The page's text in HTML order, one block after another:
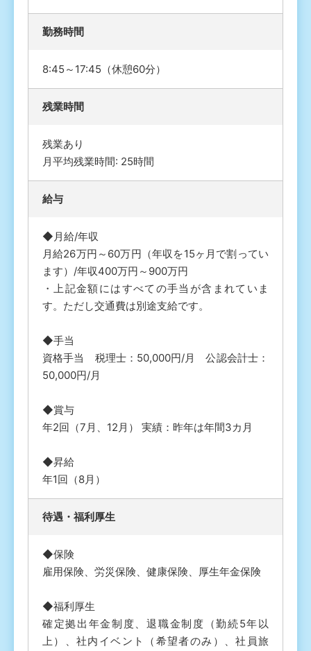
勤務時間
8:45～17:45（休憩60分）
残業時間
残業あり
月平均残業時間: 25時間
給与
◆月給/年収
月給26万円～60万円（年収を15ヶ月で割ってい
ます）/年収400万円～900万円
・上記金額にはすべての手当が含まれていま
す。ただし交通費は別途支給です。
◆手当
資格手当 税理士：50,000円/月 公認会計士：
50,000円/月
◆賞与
年2回（7月、12月） 実績：昨年は年間3カ月
◆昇給
年1回（8月）
待遇・福利厚⽣
◆保険
雇用保険、労災保険、健康保険、厚生年金保険
◆福利厚生
確定拠出年金制度、退職金制度（勤続5年以
上）、社内イベント（希望者のみ）、社員旅